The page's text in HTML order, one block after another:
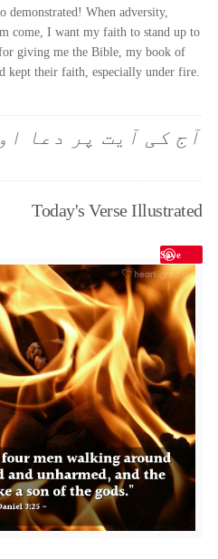
demonstrated! When adversity,
come, I want my faith to stand up to
giving me the Bible, my book of
kept their faith, especially under fire.
آج کی آیت پر دعا
Today's Verse Illustrated
Save